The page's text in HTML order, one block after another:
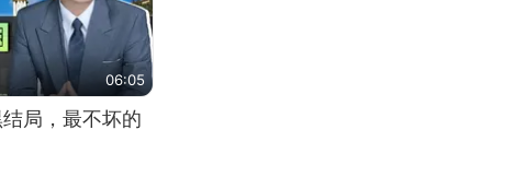
06:05
局，最不坏的